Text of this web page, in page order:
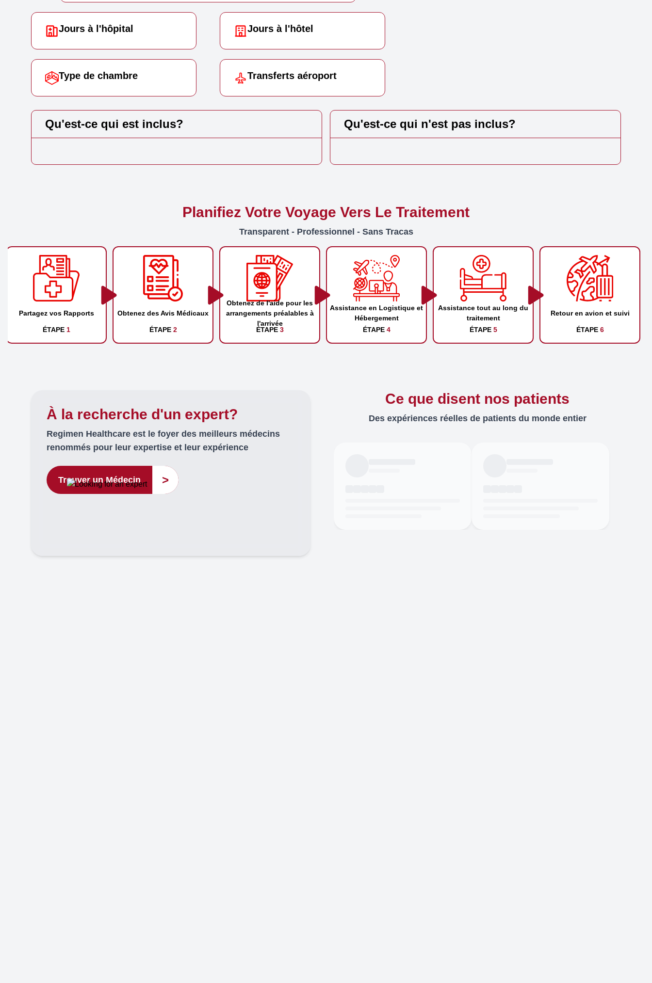
Jours à l'hôpital Jours à l'hôtel
Type de chambre Transferts aéroport
Qu'est-ce qui est inclus? Qu'est-ce qui n'est pas inclus?
Planifiez Votre Voyage Vers Le Traitement
Transparent - Professionnel - Sans Tracas
Partagez vos Rapports
ÉTAPE 1
Obtenez des Avis Médicaux
ÉTAPE 2
Obtenez de l'aide pour les
arrangements préalables à
l'arrivée
ÉTAPE 3
Assistance en Logistique et
Hébergement
ÉTAPE 4
Assistance tout au long du
traitement
ÉTAPE 5
Retour en avion et suivi
ÉTAPE 6
À la recherche d'un expert?
Regimen Healthcare est le foyer des meilleurs médecins
renommés pour leur expertise et leur expérience
Trouver un Médecin >
Ce que disent nos patients
Des expériences réelles de patients du monde entier